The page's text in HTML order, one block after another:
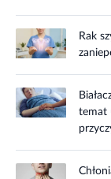
Rak
temat